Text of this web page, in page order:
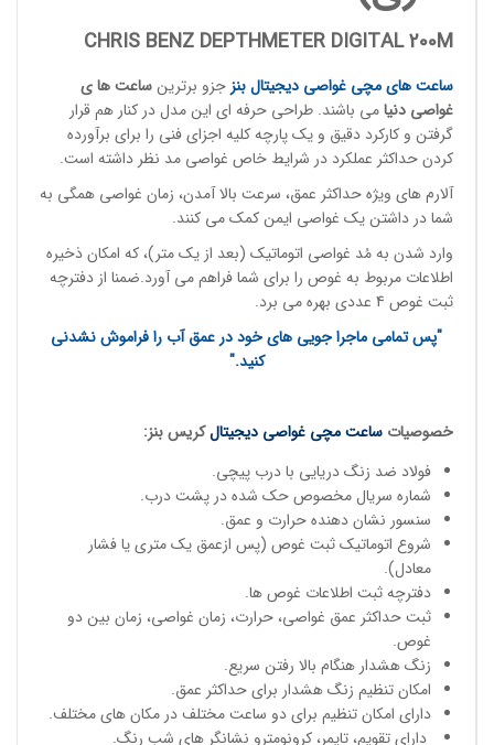
CHRIS BENZ DEPTHMETER DIGITAL 200M
ساعت های مچی غواصی دیجیتال بنز جزو برترینساعت ها ی
غواصی دنیامی باشند. طراحی حرفه ای این مدل در کنار هم قرار
گرفتن و کارکرد دقیق و یک پارچه کلیه اجزای فنی را برای برآورده
کردن حداکثر عملکرد در شرایط خاص غواصی مد نظر داشته است.
آلارم های ویژه حداکثر عمق، سرعت بالا آمدن، زمان غواصی همگی به
شما در داشتن یک غواصی ایمن کمک می کنند.
وارد شدن به مُد غواصی اتوماتیک (بعد از یک متر)، که امکان ذخیره
اطلاعات مربوط به غوص را برای شما فراهم می آورد.ضمنا از دفترچه
ثبت غوص 4 عددی بهره می برد.
"پس تمامی ماجرا جویی های خود در عمق آب را فراموش نشدنی
کنید."
خصوصیات ساعت مچی غواصی دیجیتالکریس بنز:
فولاد ضد زنگ دریایی با درب پیچی.
شماره سریال مخصوص حک شده در پشت درب.
سنسور نشان دهنده حرارت و عمق.
شروع اتوماتیک ثبت غوص (پس ازعمق یک متری یا فشار
معادل).
دفترچه ثبت اطلاعات غوص ها.
ثبت حداکثر عمق غواصی، حرارت، زمان غواصی، زمان بین دو
غوص.
زنگ هشدار هنگام بالا رفتن سریع.
امکان تنظیم زنگ هشدار برای حداکثر عمق.
دارای امکان تنظیم برای دو ساعت مختلف در مکان های مختلف.
دارای تقویم، تایمر، کرونومترو نشانگر های شب رنگ.